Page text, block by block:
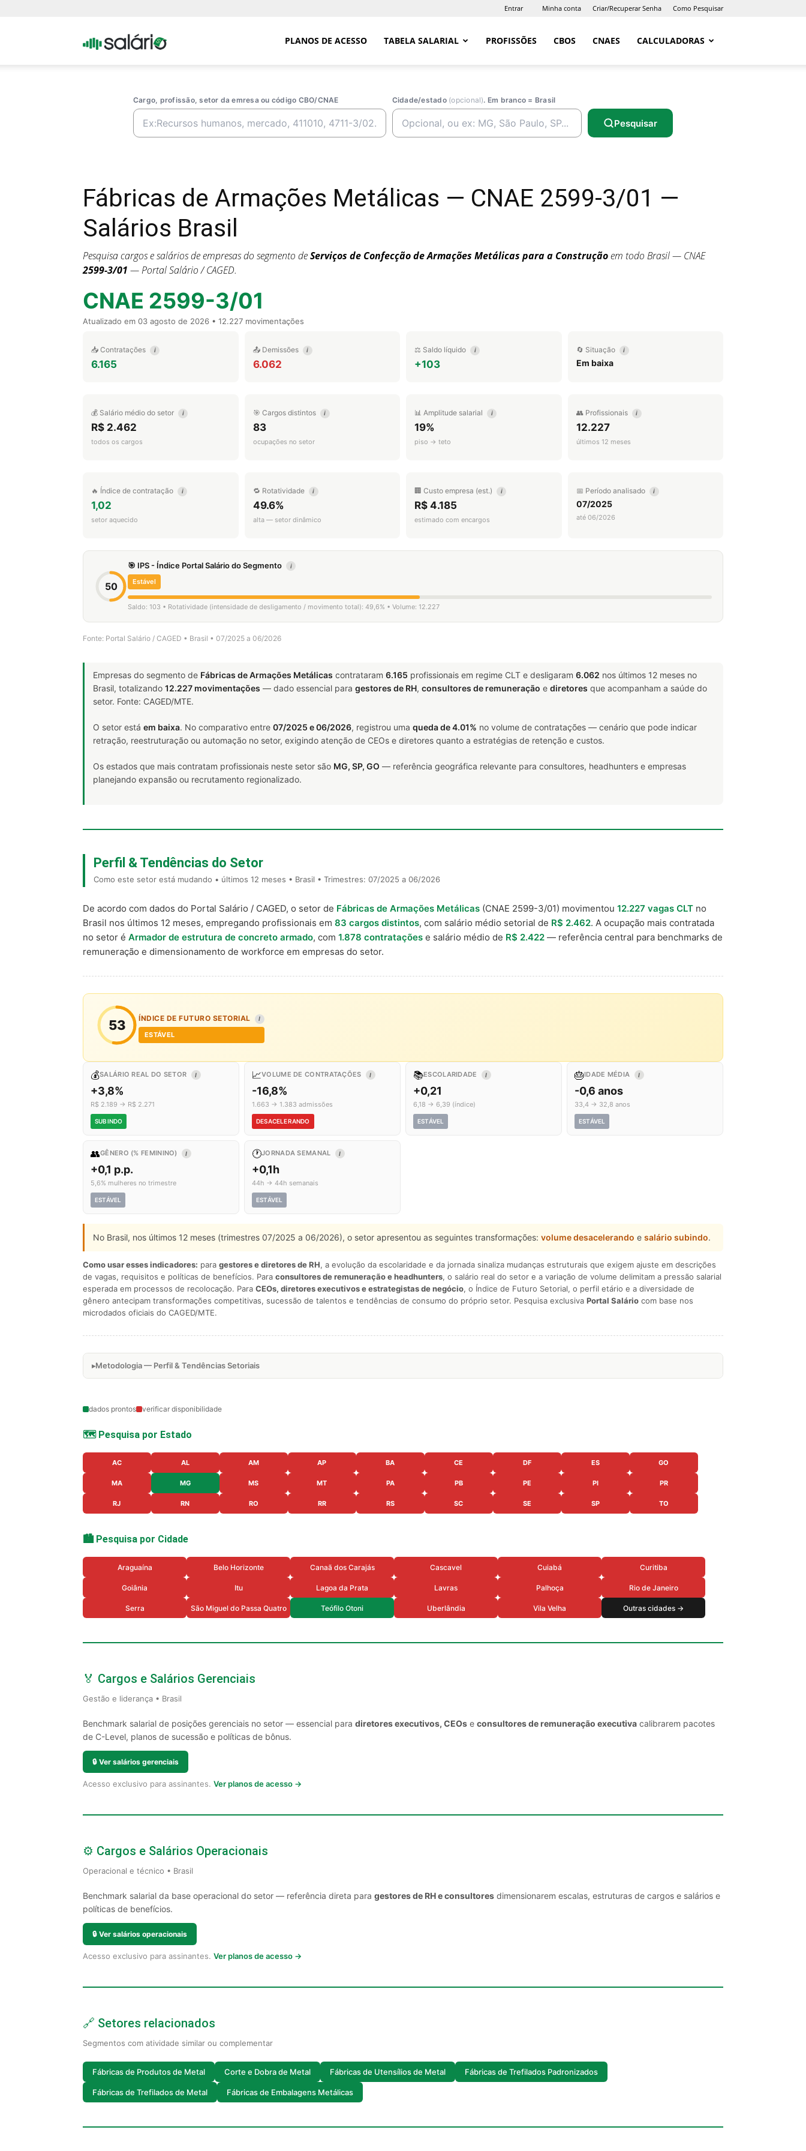
Entrar Minha conta Criar/Recuperar Senha Como Pesquisar
Portal PLANOS DE ACESSO TABELA SALARIAL PROFISSÕES CBOS CNAES CALCULADORAS
Cargo, profissão, setor da emresa ou código CBO/CNAE Cidade/estado (opcional). Em branco = Brasil
Pesquisar
Fábricas de Armações Metálicas — CNAE 2599-3/01 —
Salários Brasil
Pesquisa cargos e salários de empresas do segmento deServiços de Confecção de Armações Metálicas para a Construçãoem todo Brasil — CNAE
2599-3/01 — Portal Salário / CAGED.
CNAE 2599-3/01
Atualizado em 03 agosto de 2026 • 12.227 movimentações
📥 Contratações i
6.165
📤 Demissões i
6.062
⚖️ Saldo líquido i
+103
🔄 Situação i
Em baixa
💰 Salário médio do setor i
R$ 2.462
todos os cargos
🎯 Cargos distintos i
83
ocupações no setor
📊 Amplitude salarial i
19%
piso → teto
👥 Profissionais i
12.227
últimos 12 meses
🔥 Índice de contratação i
1,02
setor aquecido
🔁 Rotatividade i
49.6%
alta — setor dinâmico
🏢 Custo empresa (est.) i
R$ 4.185
estimado com encargos
📅 Período analisado i
07/2025
até 06/2026
50
🎯 IPS - Índice Portal Salário do Segmento i
Estável
Saldo: 103 • Rotatividade (intensidade de desligamento / movimento total): 49,6% • Volume: 12.227
Fonte: Portal Salário / CAGED • Brasil • 07/2025 a 06/2026
Empresas do segmento de Fábricas de Armações Metálicas contrataram 6.165 profissionais em regime CLT e desligaram 6.062 nos últimos 12 meses no
Brasil, totalizando 12.227 movimentações — dado essencial para gestores de RH, consultores de remuneração e diretores que acompanham a saúde do
setor. Fonte: CAGED/MTE.
O setor está em baixa. No comparativo entre 07/2025 e 06/2026, registrou uma queda de 4.01% no volume de contratações — cenário que pode indicar
retração, reestruturação ou automação no setor, exigindo atenção de CEOs e diretores quanto a estratégias de retenção e custos.
Os estados que mais contratam profissionais neste setor são MG, SP, GO — referência geográfica relevante para consultores, headhunters e empresas
planejando expansão ou recrutamento regionalizado.
Perfil & Tendências do Setor
Como este setor está mudando • últimos 12 meses • Brasil • Trimestres: 07/2025 a 06/2026
De acordo com dados do Portal Salário / CAGED, o setor de Fábricas de Armações Metálicas (CNAE 2599-3/01) movimentou 12.227 vagas CLT no
Brasil nos últimos 12 meses, empregando profissionais em 83 cargos distintos, com salário médio setorial de R$ 2.462. A ocupação mais contratada
no setor é Armador de estrutura de concreto armado, com 1.878 contratações e salário médio de R$ 2.422 — referência central para benchmarks de
remuneração e dimensionamento de workforce em empresas do setor.
53 ÍNDICE DE FUTURO SETORIAL I
ESTÁVEL
💰SALÁRIO REAL DO SETOR I
+3,8%
R$ 2.189 → R$ 2.271
SUBINDO
📈VOLUME DE CONTRATAÇÕES I
-16,8%
1.663 → 1.383 admissões
DESACELERANDO
📚ESCOLARIDADE I
+0,21
6,18 → 6,39 (índice)
ESTÁVEL
🎂IDADE MÉDIA I
-0,6 anos
33,4 → 32,8 anos
ESTÁVEL
👥GÊNERO (% FEMININO) I
+0,1 p.p.
5,6% mulheres no trimestre
ESTÁVEL
🕐JORNADA SEMANAL I
+0,1h
44h → 44h semanais
ESTÁVEL
No Brasil, nos últimos 12 meses (trimestres 07/2025 a 06/2026), o setor apresentou as seguintes transformações: volume desacelerando e salário subindo.
Como usar esses indicadores: para gestores e diretores de RH, a evolução da escolaridade e da jornada sinaliza mudanças estruturais que exigem ajuste em descrições
de vagas, requisitos e políticas de benefícios. Para consultores de remuneração e headhunters, o salário real do setor e a variação de volume delimitam a pressão salarial
esperada em processos de recolocação. Para CEOs, diretores executivos e estrategistas de negócio, o Índice de Futuro Setorial, o perfil etário e a diversidade de
gênero antecipam transformações competitivas, sucessão de talentos e tendências de consumo do próprio setor. Pesquisa exclusiva Portal Salário com base nos
microdados oficiais do CAGED/MTE.
Metodologia — Perfil & Tendências Setoriais
dados prontos verificar disponibilidade
🗺️ Pesquisa por Estado
AC AL AM AP BA CE DF ES GO
MA MG MS MT PA PB PE PI PR
RJ RN RO RR RS SC SE SP TO
🏙️ Pesquisa por Cidade
Araguaína Belo Horizonte Canaã dos Carajás Cascavel Cuiabá Curitiba
Goiânia Itu Lagoa da Prata Lavras Palhoça Rio de Janeiro
Serra São Miguel do Passa Quatro Teófilo Otoni Uberlândia Vila Velha Outras cidades →
🏅 Cargos e Salários Gerenciais
Gestão e liderança • Brasil
Benchmark salarial de posições gerenciais no setor — essencial para diretores executivos, CEOs e consultores de remuneração executiva calibrarem pacotes
de C-Level, planos de sucessão e políticas de bônus.
🔒 Ver salários gerenciais
Acesso exclusivo para assinantes. Ver planos de acesso →
⚙️ Cargos e Salários Operacionais
Operacional e técnico • Brasil
Benchmark salarial da base operacional do setor — referência direta para gestores de RH e consultores dimensionarem escalas, estruturas de cargos e salários e
políticas de benefícios.
🔒 Ver salários operacionais
Acesso exclusivo para assinantes. Ver planos de acesso →
🔗 Setores relacionados
Segmentos com atividade similar ou complementar
Fábricas de Produtos de Metal Corte e Dobra de Metal Fábricas de Utensílios de Metal Fábricas de Trefilados Padronizados
Fábricas de Trefilados de Metal Fábricas de Embalagens Metálicas